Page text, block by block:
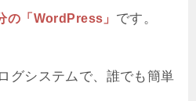
の「WordPress」 です。
グシステムで、誰でも簡単